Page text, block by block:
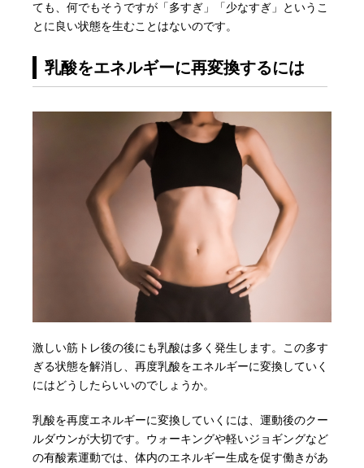
ても、何でもそうですが「多すぎ」「少なすぎ」というこ
とに良い状態を生むことはないのです。
乳酸をエネルギーに再変換するには
激しい筋トレ後の後にも乳酸は多く発生します。この多す
ぎる状態を解消し、再度乳酸をエネルギーに変換していく
にはどうしたらいいのでしょうか。
乳酸を再度エネルギーに変換していくには、運動後のクー
ルダウンが大切です。ウォーキングや軽いジョギングなど
の有酸素運動では、体内のエネルギー生成を促す働きがあ